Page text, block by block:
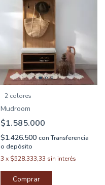
2 colores
Mudroom
$1.585.000
$1.426.500 con Transferencia
o depósito
3 x $528.333,33 sin interés
Comprar